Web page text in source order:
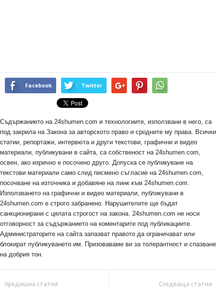
Facebook Twitter
Съдържанието на 24shumen.com и технологиите, използвани в него, са
под закрила на Закона за авторското право и сродните му права. Всички
статии, репортажи, интервюта и други текстови, графични и видео
материали, публикувани в сайта, са собственост на 24shumen.com,
освен, ако изрично е посочено друго. Допуска се публикуване на
текстови материали само след писмено съгласие на 24shumen.com,
посочване на източника и добавяне на линк към 24shumen.com.
Използването на графични и видео материали, публикувани в
24shumen.com е строго забранено. Нарушителите ще бъдат
санкционирани с цялата строгост на закона. 24shumen.com не носи
отговорност за съдържанието на коментарите под публикациите.
Администраторите на сайта запазват правото да ограничават или
блокират публикуването им. Призоваваме ви за толерантност и спазване
на добрия тон.
предишна статия Следваща статия